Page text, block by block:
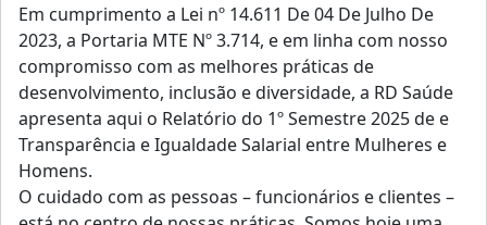
Em cumprimento a Lei nº 14.611 De 04 De Julho De
2023, a Portaria MTE Nº 3.714, e em linha com nosso
compromisso com as melhores práticas de
desenvolvimento, inclusão e diversidade, a RD Saúde
apresenta aqui o Relatório do 1º Semestre 2025 de e
Transparência e Igualdade Salarial entre Mulheres e
Homens.
O cuidado com as pessoas – funcionários e clientes –